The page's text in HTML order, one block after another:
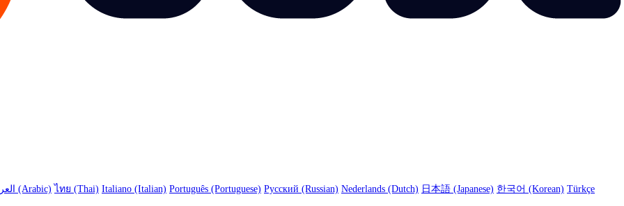
العربية (Arabic) ไทย (Thai) Italiano (Italian) Português (Portuguese) Русский (Russian) Nederlands (Dutch) 日本語 (Japanese) 한국어 (Korean) Türkçe